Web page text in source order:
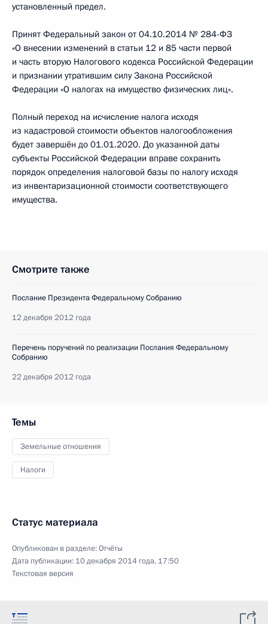
установленный предел.
Принят Федеральный закон от 04.10.2014 № 284-ФЗ
«О внесении изменений в статьи 12 и 85 части первой
и часть вторую Налогового кодекса Российской Федерации
и признании утратившим силу Закона Российской
Федерации «О налогах на имущество физических лиц».
Полный переход на исчисление налога исходя
из кадастровой стоимости объектов налогообложения
будет завершён до 01.01.2020. До указанной даты
субъекты Российской Федерации вправе сохранить
порядок определения налоговой базы по налогу исходя
из инвентаризационной стоимости соответствующего
имущества.
Смотрите также
Послание Президента Федеральному Собранию
12 декабря 2012 года
Перечень поручений по реализации Послания Федеральному
Собранию
22 декабря 2012 года
Темы
Земельные отношения
Налоги
Статус материала
Опубликован в разделе:Отчёты
Дата публикации: 10 декабря 2014 года, 17:50
Текстовая версия